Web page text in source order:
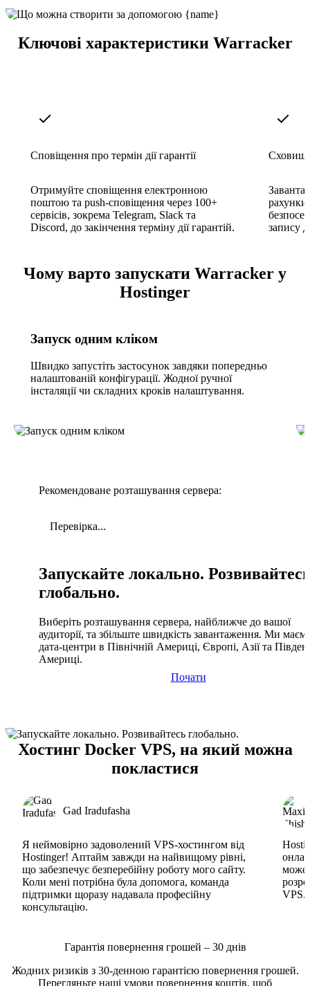
Ключові характеристики Warracker
Сповіщення про термін дії гарантії
Отримуйте сповіщення електронною
поштою та push-сповіщення через 100+
сервісів, зокрема Telegram, Slack та
Discord, до закінчення терміну дії гарантій.
запису
Чому варто запускати Warracker у
Hostinger
Запуск одним кліком
Швидко запустіть застосунок завдяки попередньо
налаштованій конфігурації. Жодної ручної
інсталяції чи складних кроків налаштування.
Рекомендоване розташування сервера:
Перевірка...
Запускайте локально.
глобально.
Виберіть розташування сервера, найближче до вашої
аудиторії, та збільште швидкість завантаження. Ми
дата-центри в Північній Америці, Європі, Азії та
Америці.
Почати
Хостинг Docker VPS, на який можна
покластися
Gad Iradufasha
Я неймовірно задоволений VPS-хостингом від
Hostinger! Аптайм завжди на найвищому рівні,
що забезпечує безперебійну роботу мого сайту.
Коли мені потрібна була допомога, команда
підтримки щоразу надавала професійну
консультацію.
може
VPS.
Гарантія повернення грошей – 30 днів
Жодних ризиків з 30-денною гарантією повернення грошей.
Перегляньте наші умови повернення коштів, щоб